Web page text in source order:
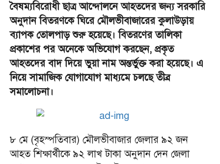
বৈষম্যবিরোধী ছাত্র আন্দোলনে আহতদের জন্য সরকারি
অনুদান বিতরণকে ঘিরে মৌলভীবাজারের কুলাউড়ায়
ব্যাপক তোলপাড় শুরু হয়েছে। বিতরণের তালিকা
প্রকাশের পর অনেকে অভিযোগ করছেন, প্রকৃত
আহতদের বাদ দিয়ে ভুয়া নাম অন্তর্ভুক্ত করা হয়েছে। এ
নিয়ে সামাজিক যোগাযোগ মাধ্যমে চলছে তীব্র
সমালোচনা।
৮ মে (বৃহস্পতিবার) মৌলভীবাজার জেলার ৯২ জন
আহত শিক্ষার্থীকে ৯২ লাখ টাকা অনুদান দেন জেলা